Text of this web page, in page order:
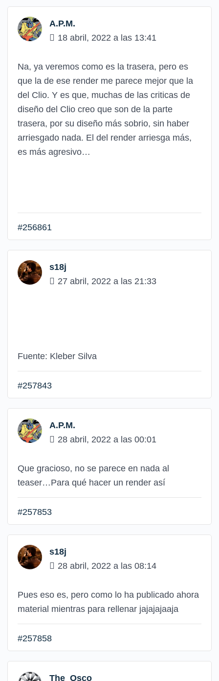
A.P.M.
18 abril, 2022 a las 13:41
Na, ya veremos como es la trasera, pero es
que la de ese render me parece mejor que la
del Clio. Y es que, muchas de las criticas de
diseño del Clio creo que son de la parte
trasera, por su diseño más sobrio, sin haber
arriesgado nada. El del render arriesga más,
es más agresivo…
#256861
s18j
27 abril, 2022 a las 21:33
Fuente: Kleber Silva
#257843
A.P.M.
28 abril, 2022 a las 00:01
Que gracioso, no se parece en nada al
teaser…Para qué hacer un render así
#257853
s18j
28 abril, 2022 a las 08:14
Pues eso es, pero como lo ha publicado ahora
material mientras para rellenar jajajajaaja
#257858
The_Osco